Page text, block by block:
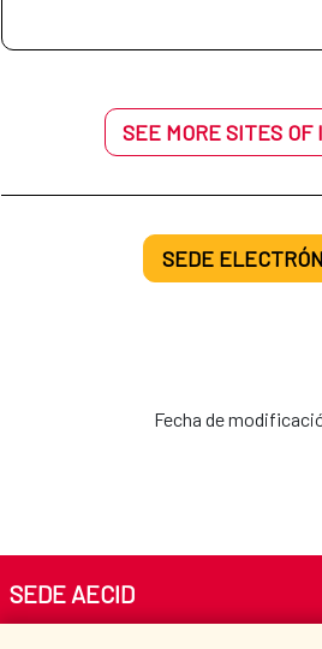
SEE MORE SITES
SEDE
Fecha de
SEDE AECID